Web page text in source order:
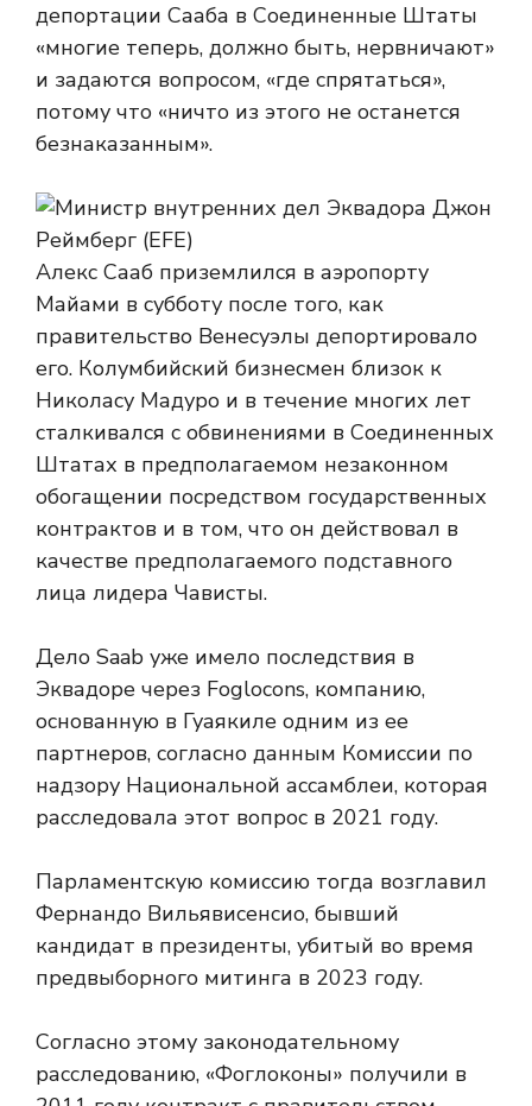
депортации Сааба в Соединенные Штаты
«многие теперь, должно быть, нервничают»
и задаются вопросом, «где спрятаться»,
потому что «ничто из этого не останется
безнаказанным».
Алекс Сааб приземлился в аэропорту
Майами в субботу после того, как
правительство Венесуэлы депортировало
его. Колумбийский бизнесмен близок к
Николасу Мадуро и в течение многих лет
сталкивался с обвинениями в Соединенных
Штатах в предполагаемом незаконном
обогащении посредством государственных
контрактов и в том, что он действовал в
качестве предполагаемого подставного
лица лидера Чависты.
Дело Saab уже имело последствия в
Эквадоре через Foglocons, компанию,
основанную в Гуаякиле одним из ее
партнеров, согласно данным Комиссии по
надзору Национальной ассамблеи, которая
расследовала этот вопрос в 2021 году.
Парламентскую комиссию тогда возглавил
Фернандо Вильявисенсио, бывший
кандидат в президенты, убитый во время
предвыборного митинга в 2023 году.
Согласно этому законодательному
расследованию, «Фоглоконы» получили в